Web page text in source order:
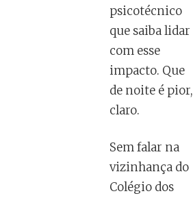
psicotécnico
que saiba lidar
com esse
impacto. Que
de noite é pior,
claro.
Sem falar na
vizinhança do
Colégio dos